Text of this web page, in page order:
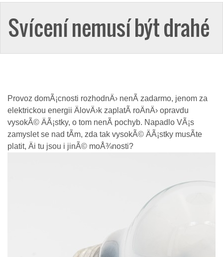
Svícení nemusí být drahé
Provoz domÃ¡cnosti rozhodnÄ› nenÃ­ zadarmo, jenom za
elektrickou energii ÄlovÄ›k zaplatÃ­ roÄnÄ› opravdu
vysokÃ© ÄÃ¡stky, o tom nenÃ­ pochyb. Napadlo VÃ¡s
zamyslet se nad tÃ­m, zda tak vysokÃ© ÄÃ¡stky musÃ­te
platit, Äi tu jsou i jinÃ© moÅ¾nosti?